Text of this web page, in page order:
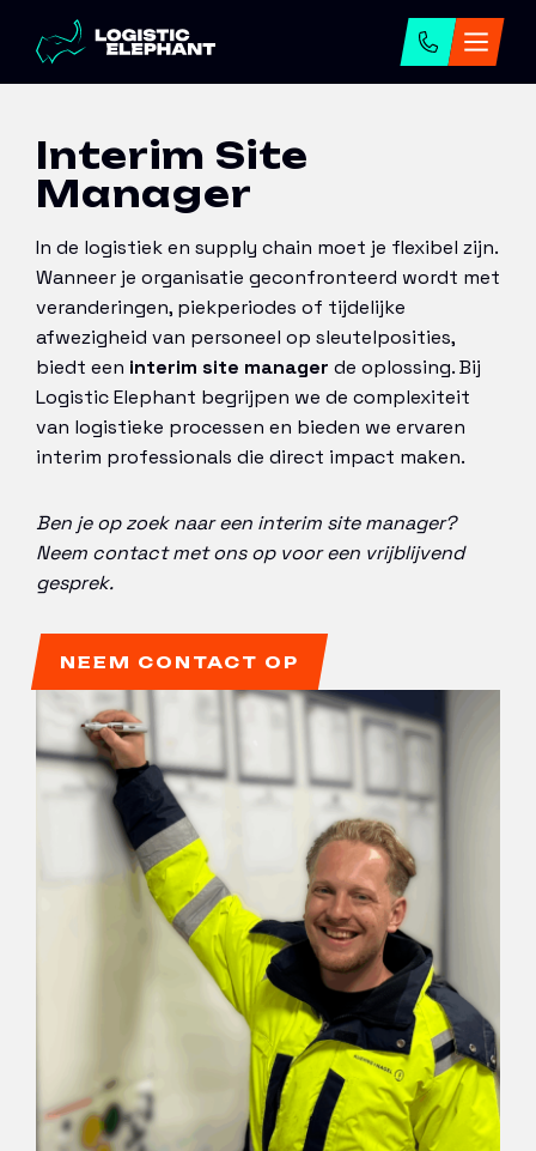
Home →Onze diensten Interim management→
Interim Site Manager
Interim Site
Manager
In de logistiek en supply chain moet je flexibel zijn.
Wanneer je organisatie geconfronteerd wordt met
veranderingen, piekperiodes of tijdelijke
afwezigheid van personeel op sleutelposities,
biedt een interim site manager de oplossing. Bij
Logistic Elephant begrijpen we de complexiteit
van logistieke processen en bieden we ervaren
interim professionals die direct impact maken.
Ben je op zoek naar een interim site manager?
Neem contact met ons op voor een vrijblijvend
gesprek.
NEEM CONTACT OP